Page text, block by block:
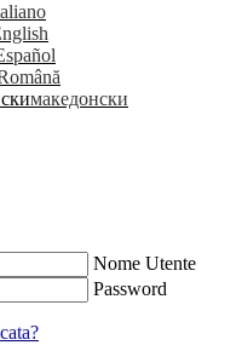
македонски
Nome Utente
Password